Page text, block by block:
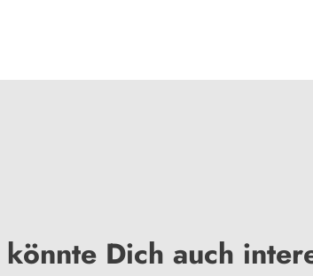
könnte Dich auch